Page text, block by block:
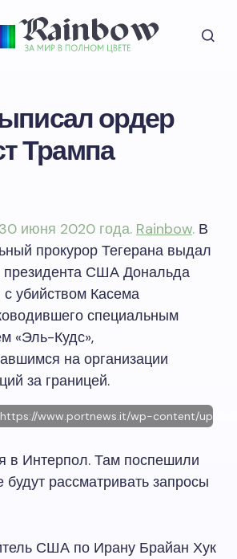
ордер
Трампа
июня 2020 года. Rainbow. В
прокурор Тегерана выдал
президента США Дональда
убийством Касема
специальным
«Эль-Кудс»,
на организации
за границей.
www.portnews.it/wp-content/
в Интерпол. Там поспешили
будут рассматривать запросы
США по Ирану Брайан Хук